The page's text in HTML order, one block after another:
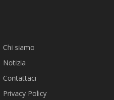
Chi siamo
Notizia
Contattaci
Privacy Policy